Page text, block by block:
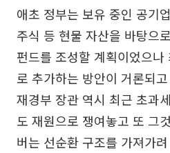
애초 정부는 보유 중인 공기
주식 등 현물 자산을 바탕으
펀드를 조성할 계획이었으
로 추가하는 방안이 거론되
재경부 장관 역시 최근 초과
도 재원으로 쟁여놓고 또 그
버는 선순환 구조를 가져가